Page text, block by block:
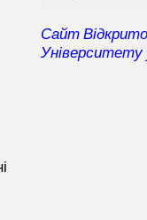
Сайт
Університету